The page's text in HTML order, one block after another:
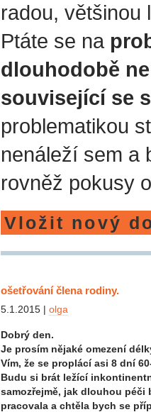
radou, většinou
Ptáte se na
dlouhodobě
související se
problematikou
nenáleží sem a
rovněž pokusy
Vložit nový
ošetřování člena rodiny.
5.1.2015 | olga
Dobrý den.
Je prosím nějaké omezení
Vím, že se proplácí asi 8 dní
Budu si brát ležící
samozřejmě, jak dlouhou
pracovala a chtěla bych se